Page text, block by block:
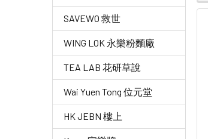
SAVEWO 救世
WING LOK 永樂粉麵廠
TEA LAB 花研草說
Wai Yuen Tong 位元堂
HK JEBN 樓上